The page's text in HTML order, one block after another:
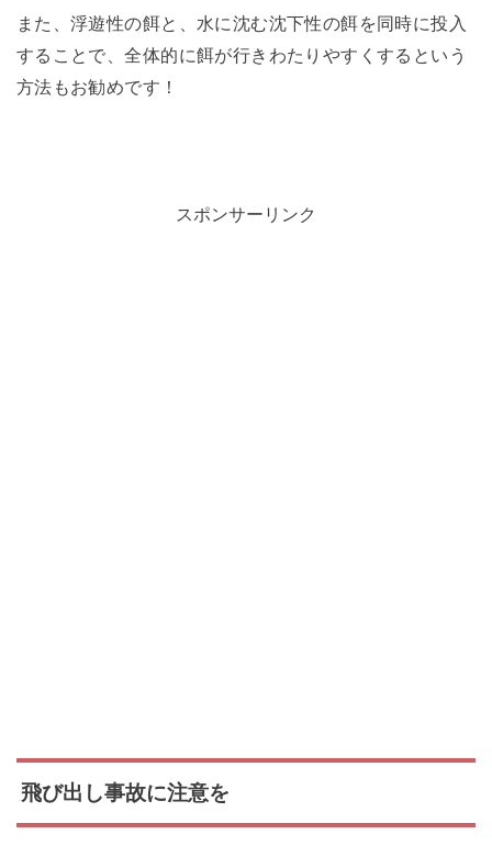
また、浮遊性の餌と、水に沈む沈下性の餌を同時に投入
することで、全体的に餌が行きわたりやすくするという
方法もお勧めです！
スポンサーリンク
飛び出し事故に注意を